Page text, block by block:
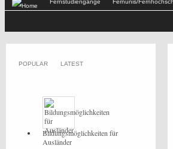
Fernstudiengänge Fernunis/
POPULAR LATEST
Bildungsmöglichkeiten für
Ausländer